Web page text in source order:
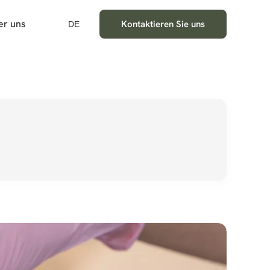
uns DE Kontaktieren Sie uns